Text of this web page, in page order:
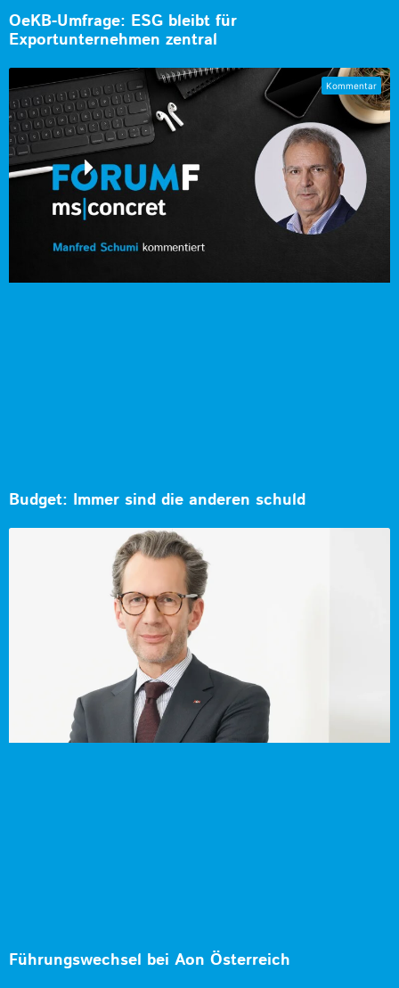
OeKB-Umfrage: ESG bleibt für
Exportunternehmen zentral
Budget: Immer sind die anderen schuld
Führungswechsel bei Aon Österreich